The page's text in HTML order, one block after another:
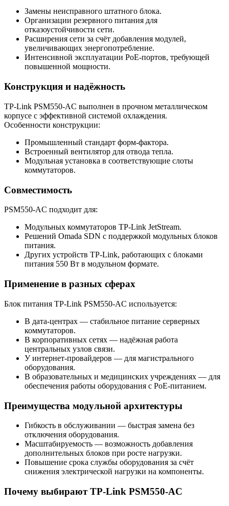
Замены неисправного штатного блока.
Организации резервного питания для
отказоустойчивости сети.
Расширения сети за счёт добавления модулей,
увеличивающих энергопотребление.
Интенсивной эксплуатации PoE-портов, требующей
повышенной мощности.
Конструкция и надёжность
TP-Link PSM550-AC выполнен в прочном металлическом
корпусе с эффективной системой охлаждения.
Особенности конструкции:
Промышленный стандарт форм-фактора.
Встроенный вентилятор для отвода тепла.
Модульная установка в соответствующие слоты
коммутаторов.
Совместимость
PSM550-AC подходит для:
Модульных коммутаторов TP-Link JetStream.
Решений Omada SDN с поддержкой модульных блоков
питания.
Других устройств TP-Link, работающих с блоками
питания 550 Вт в модульном формате.
Применение в разных сферах
Блок питания TP-Link PSM550-AC используется:
В дата-центрах — стабильное питание серверных
коммутаторов.
В корпоративных сетях — надёжная работа
центральных узлов связи.
У интернет-провайдеров — для магистрального
оборудования.
В образовательных и медицинских учреждениях — для
обеспечения работы оборудования с PoE-питанием.
Преимущества модульной архитектуры
Гибкость в обслуживании — быстрая замена без
отключения оборудования.
Масштабируемость — возможность добавления
дополнительных блоков при росте нагрузки.
Повышение срока службы оборудования за счёт
снижения электрической нагрузки на компоненты.
Почему выбирают TP-Link PSM550-AC